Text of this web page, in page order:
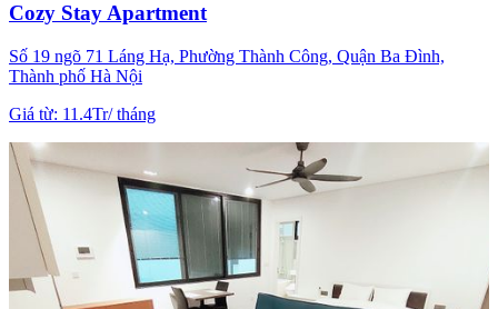
Cozy Stay Apartment
Số 19 ngõ 71 Láng Hạ, Phường Thành Công, Quận Ba Đình,
Thành phố Hà Nội
Giá từ: 11.4Tr/tháng